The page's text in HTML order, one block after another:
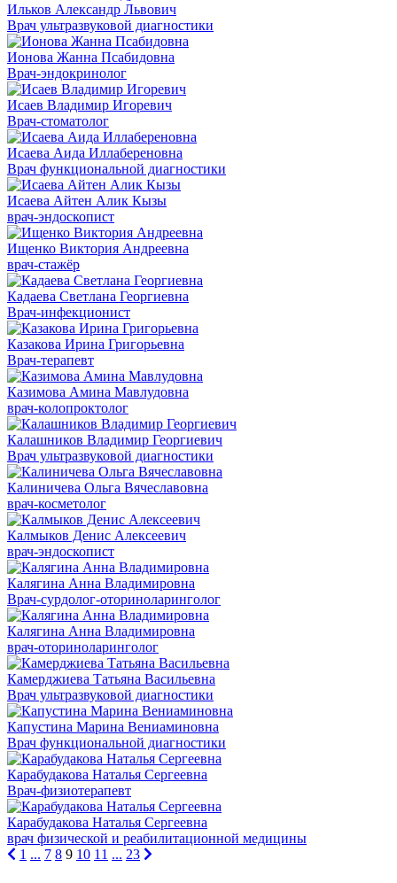
Ильков Александр Львович
Врач ультразвуковой диагностики
Ионова Жанна Псабидовна
Врач-эндокринолог
Исаев Владимир Игоревич
Врач-стоматолог
Исаева Аида Иллабереновна
Врач функциональной диагностики
Исаева Айтен Алик Кызы
врач-эндоскопист
Ищенко Виктория Андреевна
врач-стажёр
Кадаева Светлана Георгиевна
Врач-инфекционист
Казакова Ирина Григорьевна
Врач-терапевт
Казимова Амина Мавлудовна
врач-колопроктолог
Калашников Владимир Георгиевич
Врач ультразвуковой диагностики
Калиничева Ольга Вячеславовна
врач-косметолог
Калмыков Денис Алексеевич
врач-эндоскопист
Калягина Анна Владимировна
Врач-сурдолог-оториноларинголог
Калягина Анна Владимировна
врач-оториноларинголог
Камерджиева Татьяна Васильевна
Врач ультразвуковой диагностики
Капустина Марина Вениаминовна
Врач функциональной диагностики
Карабудакова Наталья Сергеевна
Врач-физиотерапевт
Карабудакова Наталья Сергеевна
врач физической и реабилитационной медицины
1 ... 7 8 9 10 11 ... 23